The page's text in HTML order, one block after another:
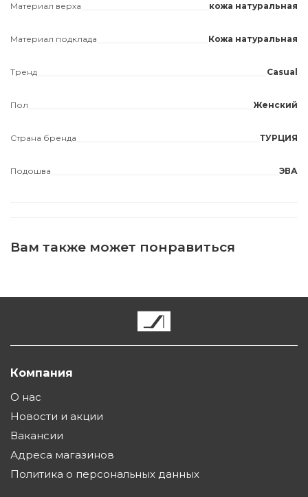
Материал верха кожа натуральная
Материал подклада Кожа натуральная
Тренд Casual
Пол Женский
Страна бренда ТУРЦИЯ
Подошва ЭВА
Вам также может понравиться
Компания
О нас
Новости и акции
Вакансии
Адреса магазинов
Политика о персональных данных